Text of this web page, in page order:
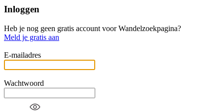
Inloggen
Heb je nog geen gratis account voor Wandelzoekpagina?
Meld je gratis aan
E-mailadres
Wachtwoord